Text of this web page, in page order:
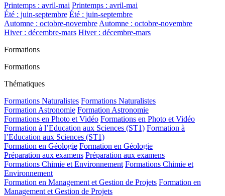
Printemps : avril-mai Printemps : avril-mai
Été : juin-septembre Été : juin-septembre
Automne : octobre-novembre Automne : octobre-novembre
Hiver : décembre-mars Hiver : décembre-mars
Formations
Formations
Thématiques
Formations Naturalistes Formations Naturalistes
Formation Astronomie Formation Astronomie
Formations en Photo et Vidéo Formations en Photo et Vidéo
Formation à l’Education aux Sciences (ST1) Formation à
l’Education aux Sciences (ST1)
Formation en Géologie Formation en Géologie
Préparation aux examens Préparation aux examens
Formations Chimie et Environnement Formations Chimie et
Environnement
Formation en Management et Gestion de Projets Formation en
Management et Gestion de Projets